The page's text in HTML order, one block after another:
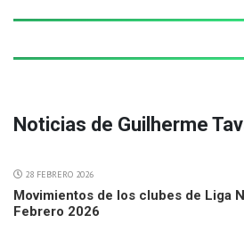
Noticias de Guilherme
28 FEBRERO 2026
Movimientos de los clubes de Liga
Febrero 2026